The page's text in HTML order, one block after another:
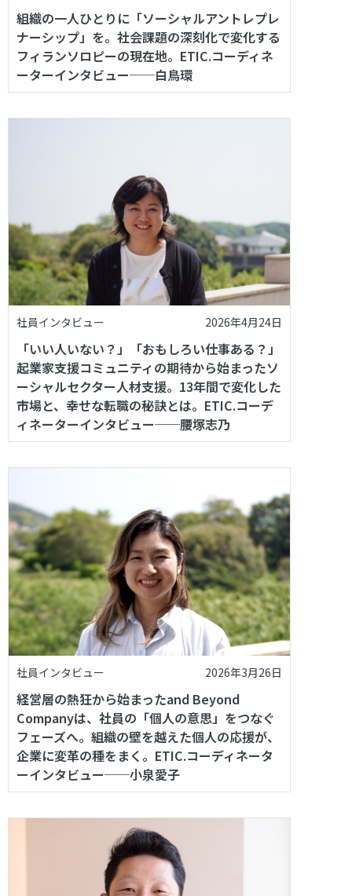
組織の一人ひとりに「ソーシャルアントレプレ
ナーシップ」を。社会課題の深刻化で変化する
フィランソロピーの現在地。ETIC.コーディネ
ーターインタビュー──白鳥環
社員インタビュー 2026年4月24日
「いい人いない？」「おもしろい仕事ある？」
起業家支援コミュニティの期待から始まったソ
ーシャルセクター人材支援。13年間で変化した
市場と、幸せな転職の秘訣とは。ETIC.コーデ
ィネーターインタビュー──腰塚志乃
社員インタビュー 2026年3月26日
経営層の熱狂から始まったand Beyond
Companyは、社員の「個人の意思」をつなぐ
フェーズへ。組織の壁を越えた個人の応援が、
企業に変革の種をまく。ETIC.コーディネータ
ーインタビュー──小泉愛子